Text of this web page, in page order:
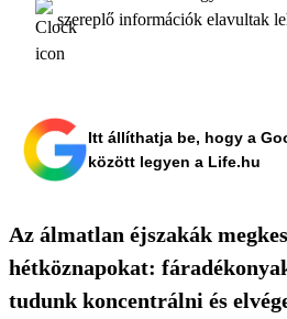
szereplő információk elavultak
Itt állíthatja be, hogy a
között legyen a Life.hu
Az álmatlan éjszakák
hétköznapokat:
tudunk koncentrálni és